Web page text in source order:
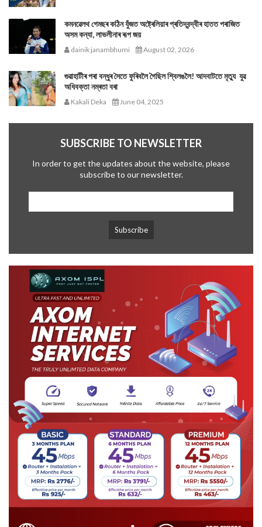
কমনৱেলথ গেমছৰ কঠিন যুঁজত অষ্ট্ৰেলিয়াৰ প্ৰতিদ্বন্দ্বীৰ হাতত পৰাজিত
অসম কন্যা, লাভলীনাৰ ৰূপ জয়
dainik janambhumi August 02, 2026
গুৱাহাটীৰ পৰা বন্ধুৰ সৈতে ফুৰিবলৈ গৈছিল শ্বিলঙলৈ! আদবাটতে মৃত্যু যুৱ
অধিবক্তা নম্ৰতা বৰা
Kakali Deka June 04, 2025
SUBSCRIBE TO NEWSLETTER
In order to get the updates about the website, please
subscribe to our newsletter.